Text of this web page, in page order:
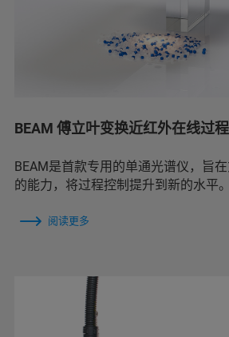
BEAM 傅立叶变换近红外在线过
BEAM是首款专用的单通光谱仪，旨
的能力，将过程控制提升到新的水平。
阅读更多